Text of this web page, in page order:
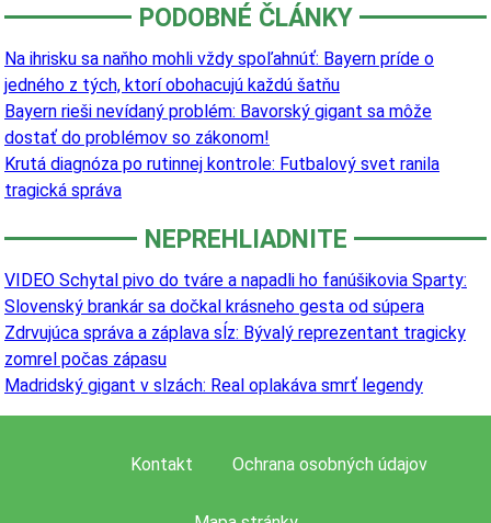
PODOBNÉ ČLÁNKY
Na ihrisku sa naňho mohli vždy spoľahnúť: Bayern príde o
jedného z tých, ktorí obohacujú každú šatňu
Bayern rieši nevídaný problém: Bavorský gigant sa môže
dostať do problémov so zákonom!
Krutá diagnóza po rutinnej kontrole: Futbalový svet ranila
tragická správa
NEPREHLIADNITE
VIDEO Schytal pivo do tváre a napadli ho fanúšikovia Sparty:
Slovenský brankár sa dočkal krásneho gesta od súpera
Zdrvujúca správa a záplava sĺz: Bývalý reprezentant tragicky
zomrel počas zápasu
Madridský gigant v slzách: Real oplakáva smrť legendy
Kontakt Ochrana osobných údajov